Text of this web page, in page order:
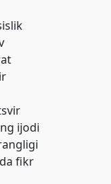
ijodi
fikr